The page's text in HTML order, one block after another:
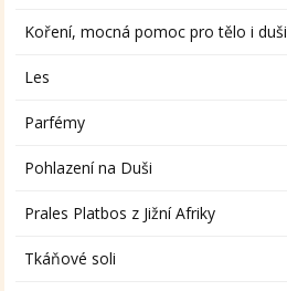
Koření, mocná pomoc pro tělo i duši
Les
Parfémy
Pohlazení na Duši
Prales Platbos z Jižní Afriky
Tkáňové soli